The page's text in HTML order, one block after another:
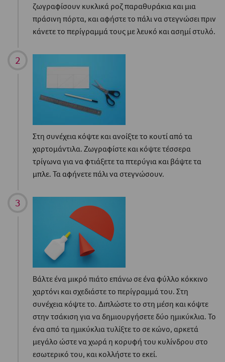
ζωγραφίσουν κυκλικά ροζ παραθυράκια και μια
πράσινη πόρτα, και αφήστε το πάλι να στεγνώσει πριν
κάνετε το περίγραμμά τους με λευκό και ασημί στυλό.
Στη συνέχεια κόψτε και ανοίξτε το κουτί από τα
χαρτομάντιλα. Ζωγραφίστε και κόψτε τέσσερα
τρίγωνα για να φτιάξετε τα πτερύγια και βάψτε τα
μπλε. Τα αφήνετε πάλι να στεγνώσουν.
Βάλτε ένα μικρό πιάτο επάνω σε ένα φύλλο κόκκινο
χαρτόνι και σχεδιάστε το περίγραμμά του. Στη
συνέχεια κόψτε το. Διπλώστε το στη μέση και κόψτε
στην τσάκιση για να δημιουργήσετε δύο ημικύκλια. Το
ένα από τα ημικύκλια τυλίξτε το σε κώνο, αρκετά
μεγάλο ώστε να χωρά η κορυφή του κυλίνδρου στο
εσωτερικό του, και κολλήστε το εκεί.